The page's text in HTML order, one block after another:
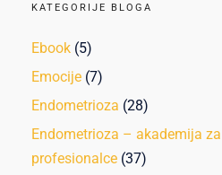
KATEGORIJE BLOGA
Ebook (5)
Emocije (7)
Endometrioza (28)
Endometrioza – akademija
profesionalce (37)